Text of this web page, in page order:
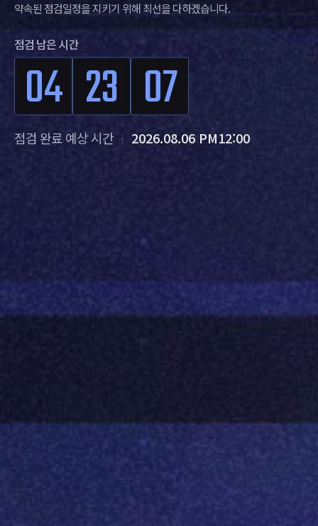
약속된 점검일정을 지키기 위해 최선을 다하겠습니다.
점검 남은 시간
04 23 06
점검 완료 예상 시간 2026.08.06 PM12:00